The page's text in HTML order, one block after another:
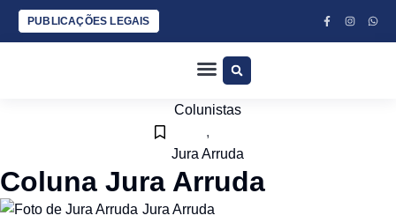
PUBLICAÇÕES LEGAIS
Colunistas
,
Jura Arruda
Coluna Jura Arruda
Jura Arruda